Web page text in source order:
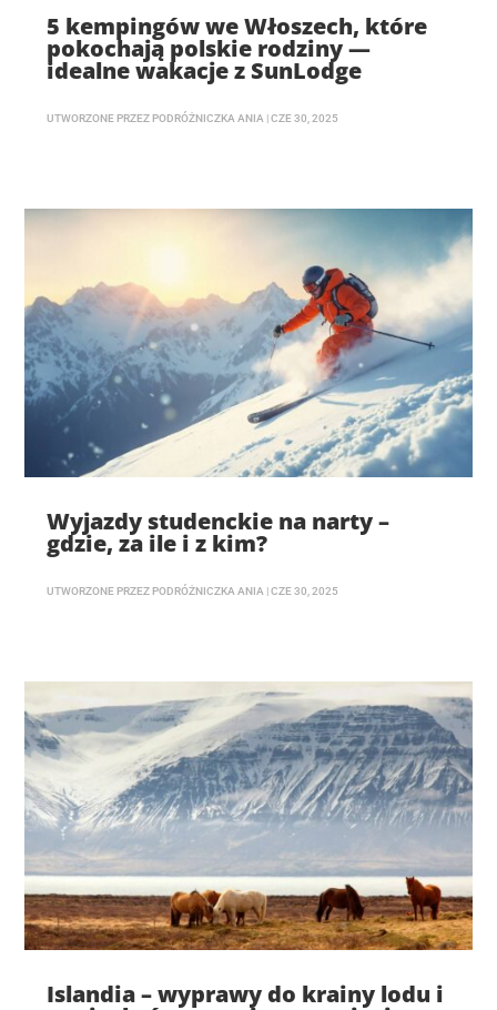
5 kempingów we Włoszech, które
pokochają polskie rodziny —
idealne wakacje z SunLodge
UTWORZONE PRZEZ PODRÓŻNICZKA ANIA |CZE 30, 2025
Wyjazdy studenckie na narty –
gdzie, za ile i z kim?
UTWORZONE PRZEZ PODRÓŻNICZKA ANIA |CZE 30, 2025
Islandia – wyprawy do krainy lodu i